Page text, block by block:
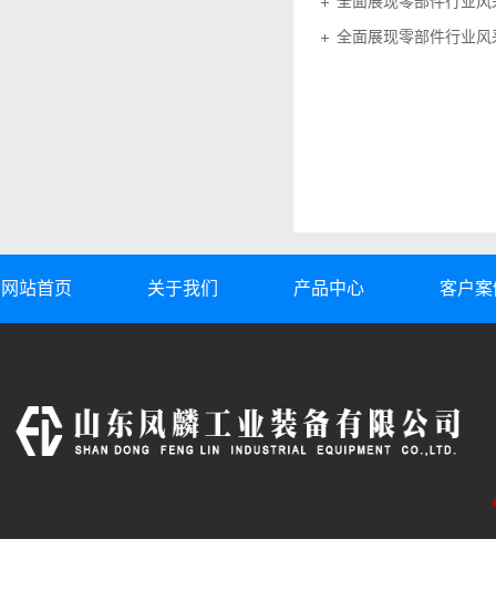
全面展现零部件行业
网站首页 关于我们 产品中心 客户案